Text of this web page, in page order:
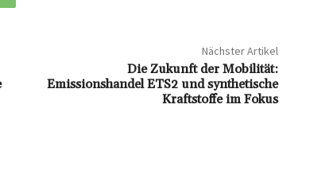
Nächster Artikel
Die Zukunft der Mobilität:
Emissionshandel ETS2 und synthetische
Kraftstoffe im Fokus